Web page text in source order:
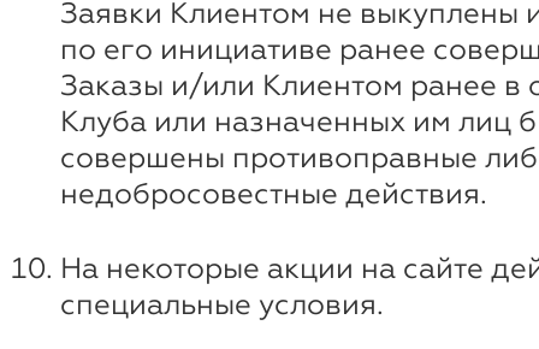
Заявки Клиентом не выкуплены
по его инициативе ранее
Заказы и/или Клиентом ранее в
Клуба или назначенных им лиц
совершены противоправные
недобросовестные действия.
На некоторые акции на сайте
специальные условия.